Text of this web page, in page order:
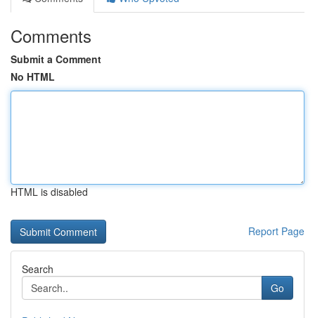
Comments
Submit a Comment
No HTML
HTML is disabled
Report Page
Search
Go